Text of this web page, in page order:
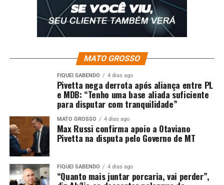
MATO GROSSO
FIQUEI SABENDO 4 dias ago
Pivetta nega derrota após aliança entre PL
e MDB: “Tenho uma base aliada suficiente
para disputar com tranquilidade”
MATO GROSSO 4 dias ago
Max Russi confirma apoio a Otaviano
Pivetta na disputa pelo Governo de MT
FIQUEI SABENDO 4 dias ago
“Quanto mais juntar porcaria, vai perder”,